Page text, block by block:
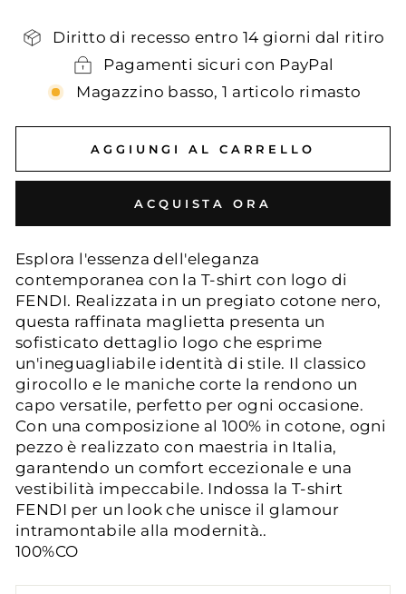
Diritto di recesso entro 14 giorni dal ritiro
Pagamenti sicuri con PayPal
Magazzino basso, 1 articolo rimasto
AGGIUNGI AL CARRELLO
ACQUISTA ORA
Esplora l'essenza dell'eleganza
contemporanea con la T-shirt con logo di
FENDI. Realizzata in un pregiato cotone nero,
questa raffinata maglietta presenta un
sofisticato dettaglio logo che esprime
un'ineguagliabile identità di stile. Il classico
girocollo e le maniche corte la rendono un
capo versatile, perfetto per ogni occasione.
Con una composizione al 100% in cotone, ogni
pezzo è realizzato con maestria in Italia,
garantendo un comfort eccezionale e una
vestibilità impeccabile. Indossa la T-shirt
FENDI per un look che unisce il glamour
intramontabile alla modernità..
100%CO